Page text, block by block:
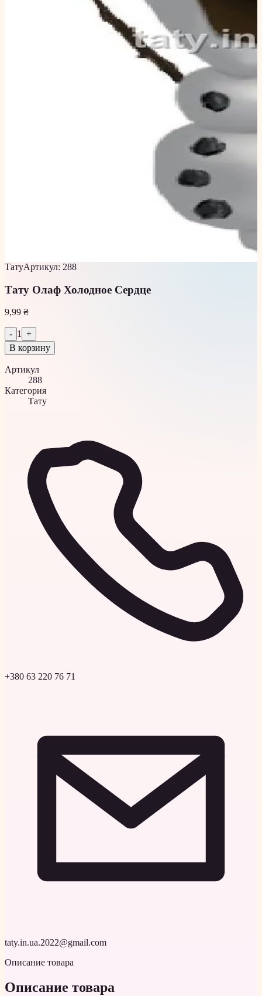
ТатуАртикул: 288
Тату Олаф Холодное Сердце
9,99 ₴
- 1 +
В корзину
Артикул
288
Категория
Тату
+380 63 220 76 71
taty.in.ua.2022@gmail.com
Описание товара
Описание товара